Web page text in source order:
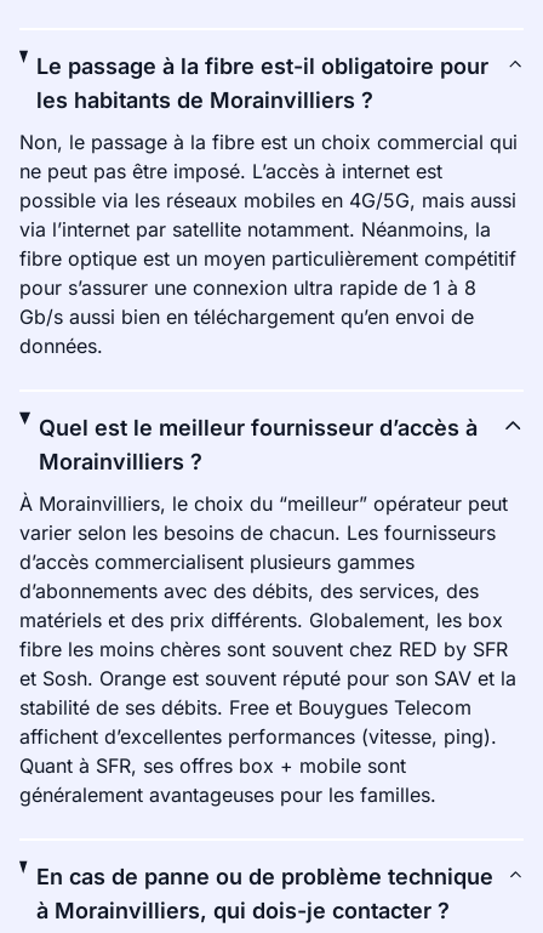
Le passage à la fibre est-il obligatoire pour
les habitants de Morainvilliers ?
Non, le passage à la fibre est un choix commercial qui
ne peut pas être imposé. L’accès à internet est
possible via les réseaux mobiles en 4G/5G, mais aussi
via l’internet par satellite notamment. Néanmoins, la
fibre optique est un moyen particulièrement compétitif
pour s’assurer une connexion ultra rapide de 1 à 8
Gb/s aussi bien en téléchargement qu’en envoi de
données.
Quel est le meilleur fournisseur d’accès à
Morainvilliers ?
À Morainvilliers, le choix du “meilleur” opérateur peut
varier selon les besoins de chacun. Les fournisseurs
d’accès commercialisent plusieurs gammes
d’abonnements avec des débits, des services, des
matériels et des prix différents. Globalement, les box
fibre les moins chères sont souvent chez RED by SFR
et Sosh. Orange est souvent réputé pour son SAV et la
stabilité de ses débits. Free et Bouygues Telecom
affichent d’excellentes performances (vitesse, ping).
Quant à SFR, ses offres box + mobile sont
généralement avantageuses pour les familles.
En cas de panne ou de problème technique
à Morainvilliers, qui dois-je contacter ?